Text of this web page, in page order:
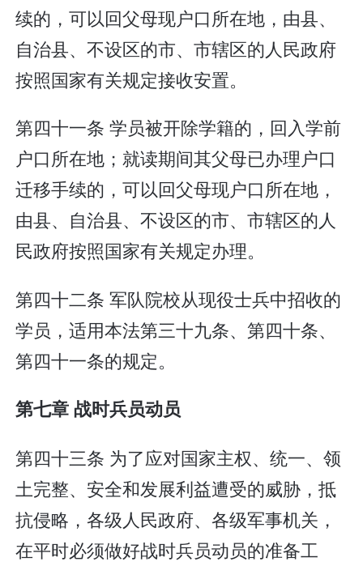
续的，可以回父母现户口所在地，由县、
自治县、不设区的市、市辖区的人民政府
按照国家有关规定接收安置。
第四十一条 学员被开除学籍的，回入学前
户口所在地；就读期间其父母已办理户口
迁移手续的，可以回父母现户口所在地，
由县、自治县、不设区的市、市辖区的人
民政府按照国家有关规定办理。
第四十二条 军队院校从现役士兵中招收的
学员，适用本法第三十九条、第四十条、
第四十一条的规定。
第七章 战时兵员动员
第四十三条 为了应对国家主权、统一、领
土完整、安全和发展利益遭受的威胁，抵
抗侵略，各级人民政府、各级军事机关，
在平时必须做好战时兵员动员的准备工